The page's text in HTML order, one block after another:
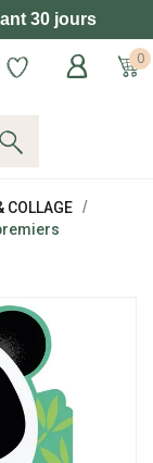
30 jours
0
COLLAGE